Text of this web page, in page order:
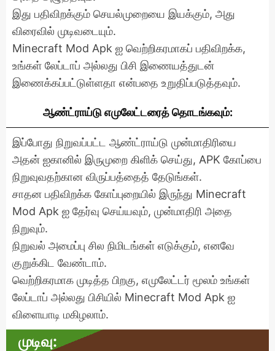
இது பதிவிறக்கும் செயல்முறையை இயக்கும், அது
விரைவில் முடிவடையும்.
Minecraft Mod Apk ஐ வெற்றிகரமாகப் பதிவிறக்க,
உங்கள் லேப்டாப் அல்லது பிசி இணையத்துடன்
இணைக்கப்பட்டுள்ளதா என்பதை உறுதிப்படுத்தவும்.
ஆண்ட்ராய்டு எமுலேட்டரைத் தொடங்கவும்:
இப்போது நிறுவப்பட்ட ஆண்ட்ராய்டு முன்மாதிரியை
அதன் ஐகானில் இருமுறை கிளிக் செய்து, APK கோப்பை
நிறுவுவதற்கான விருப்பத்தைத் தேடுங்கள்.
சாதன பதிவிறக்க கோப்புறையில் இருந்து Minecraft
Mod Apk ஐ தேர்வு செய்யவும், முன்மாதிரி அதை
நிறுவும்.
நிறுவல் அமைப்பு சில நிமிடங்கள் எடுக்கும், எனவே
குறுக்கிட வேண்டாம்.
வெற்றிகரமாக முடித்த பிறகு, எமுலேட்டர் மூலம் உங்கள்
லேப்டாப் அல்லது பிசியில் Minecraft Mod Apk ஐ
விளையாடி மகிழலாம்.
முடிவு: